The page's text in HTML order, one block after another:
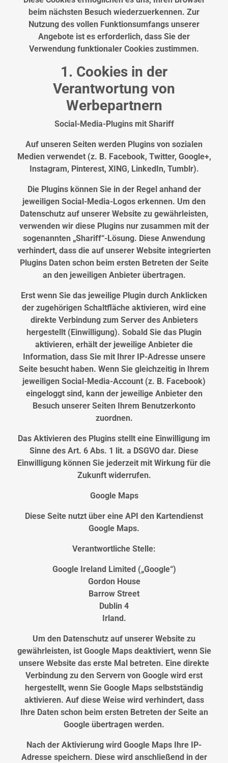
beim nächsten Besuch wiederzuerkennen. Zur
Nutzung des vollen Funktionsumfangs unserer
Angebote ist es erforderlich, dass Sie der
Verwendung funktionaler Cookies zustimmen.
1. Cookies in der
Verantwortung von
Werbepartnern
Social-Media-Plugins mit Shariff
Auf unseren Seiten werden Plugins von sozialen
Medien verwendet (z. B. Facebook, Twitter, Google+,
Instagram, Pinterest, XING, LinkedIn, Tumblr).
Die Plugins können Sie in der Regel anhand der
jeweiligen Social-Media-Logos erkennen. Um den
Datenschutz auf unserer Website zu gewährleisten,
verwenden wir diese Plugins nur zusammen mit der
sogenannten „Shariff“-Lösung. Diese Anwendung
verhindert, dass die auf unserer Website integrierten
Plugins Daten schon beim ersten Betreten der Seite
an den jeweiligen Anbieter übertragen.
Erst wenn Sie das jeweilige Plugin durch Anklicken
der zugehörigen Schaltfläche aktivieren, wird eine
direkte Verbindung zum Server des Anbieters
hergestellt (Einwilligung). Sobald Sie das Plugin
aktivieren, erhält der jeweilige Anbieter die
Information, dass Sie mit Ihrer IP-Adresse unsere
Seite besucht haben. Wenn Sie gleichzeitig in Ihrem
jeweiligen Social-Media-Account (z. B. Facebook)
eingeloggt sind, kann der jeweilige Anbieter den
Besuch unserer Seiten Ihrem Benutzerkonto
zuordnen.
Das Aktivieren des Plugins stellt eine Einwilligung im
Sinne des Art. 6 Abs. 1 lit. a DSGVO dar. Diese
Einwilligung können Sie jederzeit mit Wirkung für die
Zukunft widerrufen.
Google Maps
Diese Seite nutzt über eine API den Kartendienst
Google Maps.
Verantwortliche Stelle:
Google Ireland Limited („Google“)
Gordon House
Barrow Street
Dublin 4
Irland.
Um den Datenschutz auf unserer Website zu
gewährleisten, ist Google Maps deaktiviert, wenn Sie
unsere Website das erste Mal betreten. Eine direkte
Verbindung zu den Servern von Google wird erst
hergestellt, wenn Sie Google Maps selbstständig
aktivieren. Auf diese Weise wird verhindert, dass
Ihre Daten schon beim ersten Betreten der Seite an
Google übertragen werden.
Nach der Aktivierung wird Google Maps Ihre IP-
Adresse speichern. Diese wird anschließend in der